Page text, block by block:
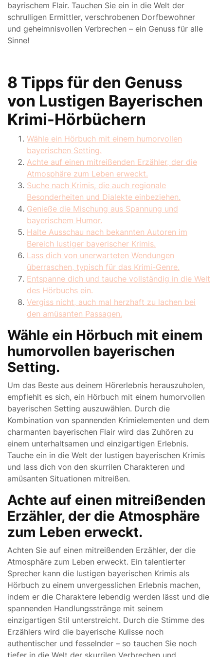
bayrischem Flair. Tauchen Sie ein in die Welt der
schrulligen Ermittler, verschrobenen Dorfbewohner
und geheimnisvollen Verbrechen – ein Genuss für alle
Sinne!
8 Tipps für den Genuss
von Lustigen Bayerischen
Krimi-Hörbüchern
Wähle ein Hörbuch mit einem humorvollen
bayerischen Setting.
Achte auf einen mitreißenden Erzähler, der die
Atmosphäre zum Leben erweckt.
Suche nach Krimis, die auch regionale
Besonderheiten und Dialekte einbeziehen.
Genieße die Mischung aus Spannung und
bayerischem Humor.
Halte Ausschau nach bekannten Autoren im
Bereich lustiger bayerischer Krimis.
Lass dich von unerwarteten Wendungen
überraschen, typisch für das Krimi-Genre.
Entspanne dich und tauche vollständig in die Welt
des Hörbuchs ein.
Vergiss nicht, auch mal herzhaft zu lachen bei
den amüsanten Passagen.
Wähle ein Hörbuch mit einem
humorvollen bayerischen
Setting.
Um das Beste aus deinem Hörerlebnis herauszuholen,
empfiehlt es sich, ein Hörbuch mit einem humorvollen
bayerischen Setting auszuwählen. Durch die
Kombination von spannenden Krimielementen und dem
charmanten bayerischen Flair wird das Zuhören zu
einem unterhaltsamen und einzigartigen Erlebnis.
Tauche ein in die Welt der lustigen bayerischen Krimis
und lass dich von den skurrilen Charakteren und
amüsanten Situationen mitreißen.
Achte auf einen mitreißenden
Erzähler, der die Atmosphäre
zum Leben erweckt.
Achten Sie auf einen mitreißenden Erzähler, der die
Atmosphäre zum Leben erweckt. Ein talentierter
Sprecher kann die lustigen bayerischen Krimis als
Hörbuch zu einem unvergesslichen Erlebnis machen,
indem er die Charaktere lebendig werden lässt und die
spannenden Handlungsstränge mit seinem
einzigartigen Stil unterstreicht. Durch die Stimme des
Erzählers wird die bayerische Kulisse noch
authentischer und fesselnder – so tauchen Sie noch